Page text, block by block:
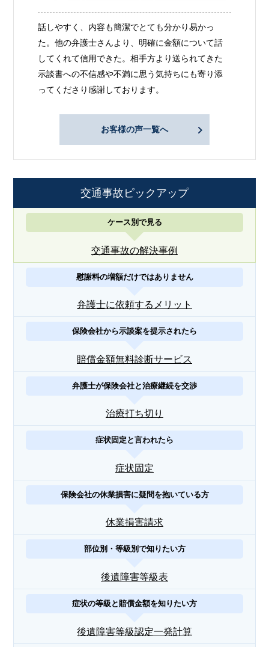
話しやすく、内容も簡潔でとても分かり易かっ
た。他の弁護士さんより、明確に金額について話
してくれて信用できた。相手方より送られてきた
示談書への不信感や不満に思う気持ちにも寄り添
ってくださり感謝しております。
お客様の声一覧へ
交通事故ピックアップ
ケース別で見る
交通事故の解決事例
慰謝料の増額だけではありません
弁護士に依頼するメリット
保険会社から示談案を提示されたら
賠償金額無料診断サービス
弁護士が保険会社と治療継続を交渉
治療打ち切り
症状固定と言われたら
症状固定
保険会社の休業損害に疑問を抱いている方
休業損害請求
部位別・等級別で知りたい方
後遺障害等級表
症状の等級と賠償金額を知りたい方
後遺障害等級認定一発計算